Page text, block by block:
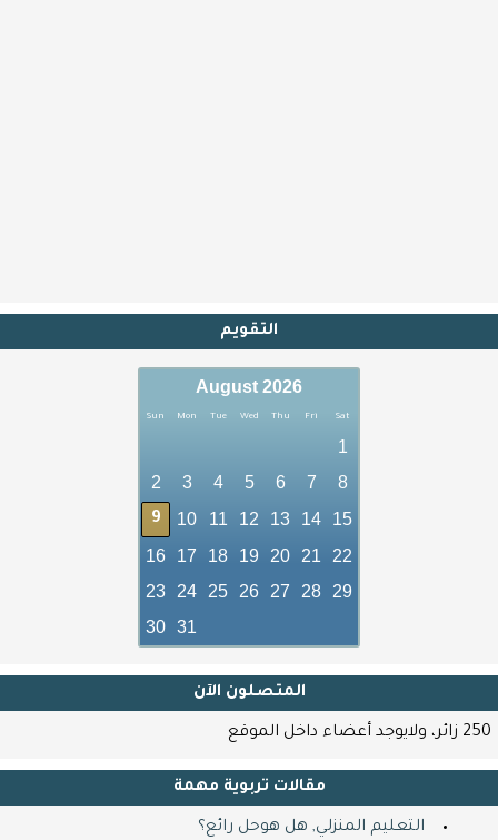
التقويم
August 2026
Sun Mon Tue Wed Thu Fri Sat
1
2
3 4 5 6 7 8
9 10 11 12 13 14
15
16
17 18 19 20 21
22
23
24 25 26 27 28
29
30 31
المتصلون اﻵن
250 زائر، ولايوجد أعضاء داخل الموقع
مقالات تربوية مهمة
التعليم المنزلي, هل هوحل رائع؟